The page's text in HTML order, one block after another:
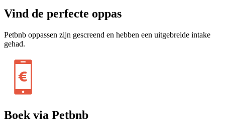
Vind de perfecte oppas
Petbnb oppassen zijn gescreend en hebben een uitgebreide intake
gehad.
Boek via Petbnb